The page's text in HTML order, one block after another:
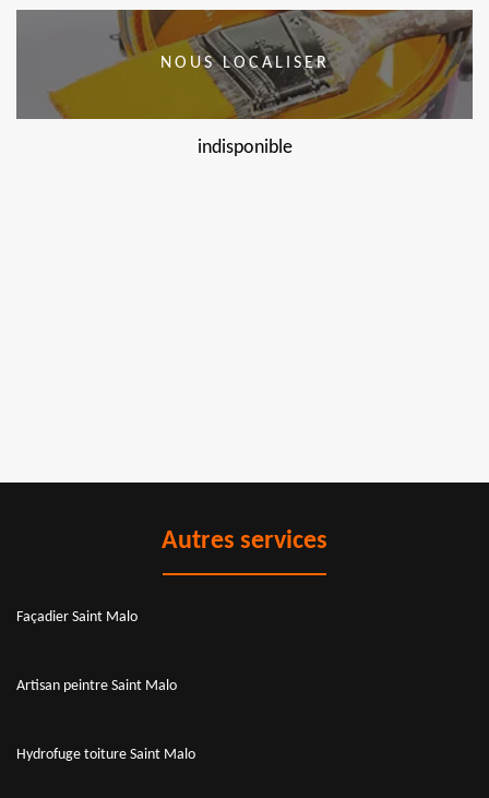
NOUS LOCALISER
indisponible
Autres services
Façadier Saint Malo
Artisan peintre Saint Malo
Hydrofuge toiture Saint Malo